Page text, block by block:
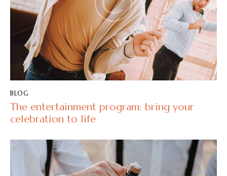
BLOG
The entertainment program: bring your
celebration to life